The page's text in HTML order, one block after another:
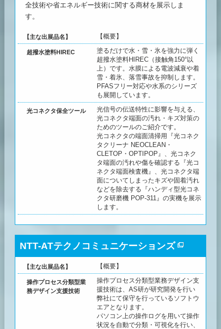
全技術や省エネルギー技術に関する商材を展示しま
す。
【主な出展品名】 【概要】
超撥水塗料HIREC
塗るだけで水・雪・氷を強力に弾く
超撥水塗料HIREC（接触角150°以
上）です。水膜による電波減衰や着
雪・着氷、落雪事故を抑制します。
PFASフリー対応や水系のシリーズ
も展開しています。
光コネクタ保全ツール
光信号の伝送特性に影響を与える、
光コネクタ端面の汚れ・キズ対策の
ためのツールのご紹介です。
光コネクタの端面清掃用『光コネク
タクリーナ NEOCLEAN・
CLETOP・OPTIPOP』、光コネク
タ端面の汚れや傷を確認する『光コ
ネクタ端面検査機』、光コネクタ端
面についてしまったキズや固着汚れ
などを除去する『ハンディ型光コネ
クタ研磨機 POP-311』の実機を展示
します。
NTT-ATテクノコミュニケーションズ
【主な出展品名】 【概要】
操作プロセス分類型業
務デザイン支援技術
操作プロセス分類型業務デザイン支
援技術は、AS研が研究開発を行い
弊社にて保守を行っているソフトウ
エアとなります。
パソコン上の操作ログを用いて操作
状況を自動で分類・可視化を行い、